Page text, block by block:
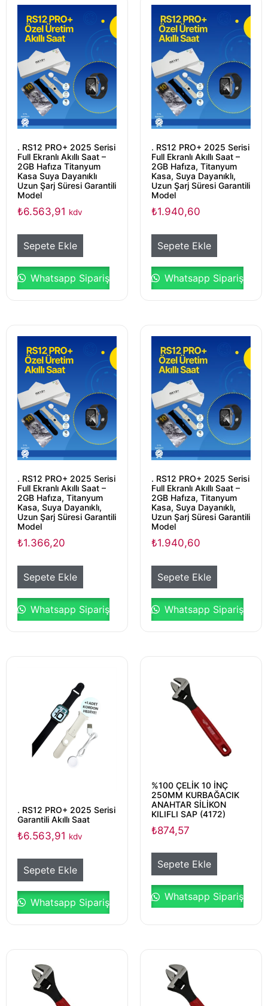
. RS12 PRO+ 2025 Serisi
Full Ekranlı Akıllı Saat –
2GB Hafıza Titanyum
Kasa Suya Dayanıklı
Uzun Şarj Süresi Garantili
Model
₺6.563,91 kdv
Sepete Ekle
Whatsapp Sipariş
. RS12 PRO+ 2025 Serisi
Full Ekranlı Akıllı Saat –
2GB Hafıza, Titanyum
Kasa, Suya Dayanıklı,
Uzun Şarj Süresi Garantili
Model
₺1.940,60
Sepete Ekle
Whatsapp Sipariş
. RS12 PRO+ 2025 Serisi
Full Ekranlı Akıllı Saat –
2GB Hafıza, Titanyum
Kasa, Suya Dayanıklı,
Uzun Şarj Süresi Garantili
Model
₺1.366,20
Sepete Ekle
Whatsapp Sipariş
. RS12 PRO+ 2025 Serisi
Full Ekranlı Akıllı Saat –
2GB Hafıza, Titanyum
Kasa, Suya Dayanıklı,
Uzun Şarj Süresi Garantili
Model
₺1.940,60
Sepete Ekle
Whatsapp Sipariş
. RS12 PRO+ 2025 Serisi
Garantili Akıllı Saat
₺6.563,91 kdv
Sepete Ekle
Whatsapp Sipariş
%100 ÇELİK 10 İNÇ
250MM KURBAĞACIK
ANAHTAR SİLİKON
KILIFLI SAP (4172)
₺874,57
Sepete Ekle
Whatsapp Sipariş